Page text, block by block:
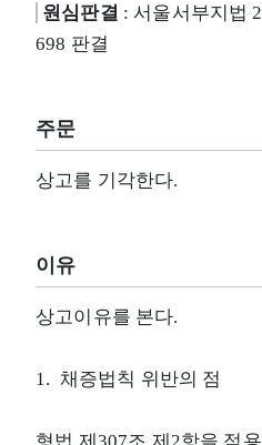
원심판결 : 서울서부지법
698 판결
주문
상고를 기각한다.
이유
상고이유를 본다.
1. 채증법칙 위반의 점
형법 제307조 제2항을 적